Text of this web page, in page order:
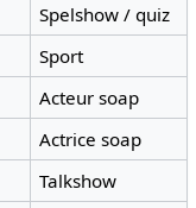
Spelshow / quiz
Sport
Acteur soap
Actrice soap
Talkshow